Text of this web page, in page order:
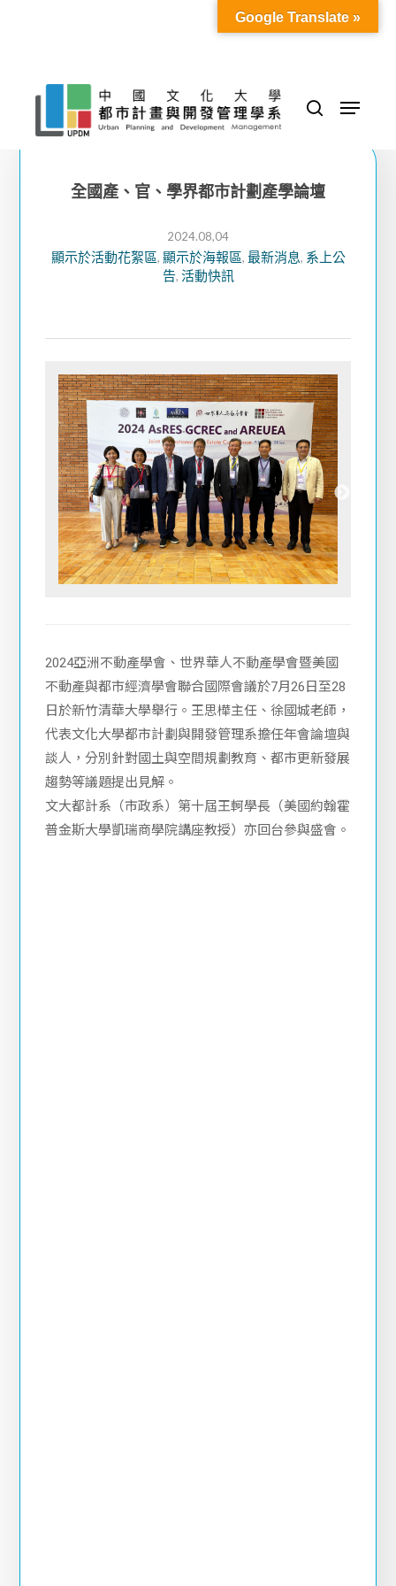
content
search
Menu
全國產、官、學界都市計劃產學論壇
2024.08,04
顯示於活動花絮區, 顯示於海報區, 最新消息, 系上公
告, 活動快訊
2024亞洲不動產學會、世界華人不動產學會暨美國
不動產與都市經濟學會聯合國際會議於7月26日至28
日於新竹清華大學舉行。王思樺主任、徐國城老師，
代表文化大學都市計劃與開發管理系擔任年會論壇與
談人，分別針對國土與空間規劃教育、都市更新發展
趨勢等議題提出見解。
文大都計系（市政系）第十屆王軻學長（美國約翰霍
普金斯大學凱瑞商學院講座教授）亦回台參與盛會。
Google Translate »